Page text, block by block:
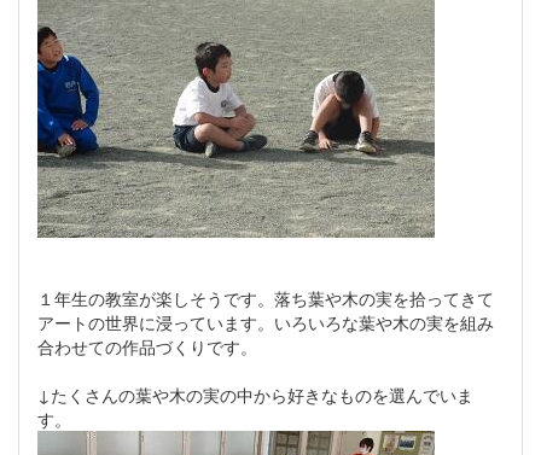
１年生の教室が楽しそうです。落ち葉や木の実を拾ってきて
アートの世界に浸っています。いろいろな葉や木の実を組み
合わせての作品づくりです。
↓たくさんの葉や木の実の中から好きなものを選んでいま
す。